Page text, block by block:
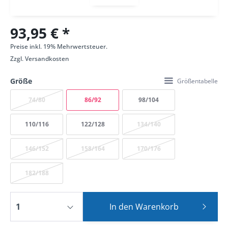
93,95 € *
Preise inkl. 19% Mehrwertsteuer.
Zzgl.Versandkosten
Größe Größentabelle
74/80 86/92 98/104
110/116 122/128 134/140
146/152 158/164 170/176
182/188
In den Warenkorb